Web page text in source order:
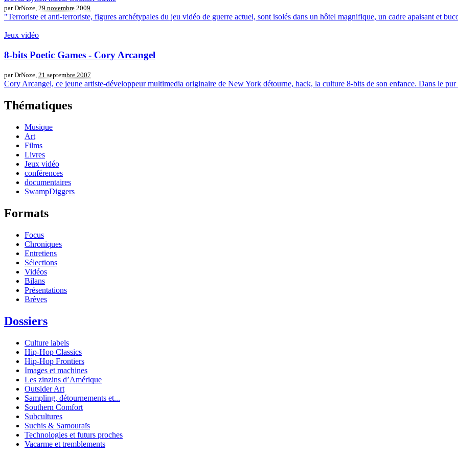
par DrNoze, 29 novembre 2009
"Terroriste et anti-terroriste, figures archétypales du jeu vidéo de guerre actuel, sont isolés dans un hôtel magnifique, un cadre apaisant et
Jeux vidéo
8-bits Poetic Games - Cory Arcangel
par DrNoze, 21 septembre 2007
Cory Arcangel, ce jeune artiste-développeur multimedia originaire de New York détourne, hack, la culture 8-bits de son enfance. Dans le pur
Thématiques
Musique
Art
Films
Livres
Jeux vidéo
conférences
documentaires
SwampDiggers
Formats
Focus
Chroniques
Entretiens
Sélections
Vidéos
Bilans
Présentations
Brèves
Dossiers
Culture labels
Hip-Hop Classics
Hip-Hop Frontiers
Images et machines
Les zinzins d’Amérique
Outsider Art
Sampling, détournements et...
Southern Comfort
Subcultures
Suchis & Samouraïs
Technologies et futurs proches
Vacarme et tremblements